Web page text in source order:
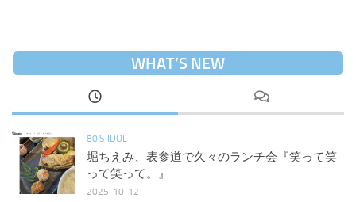
WHAT’S NEW
80'S IDOL
堀ちえみ、表参道で久々のランチ会『笑って笑
って笑って。』
2025-10-12